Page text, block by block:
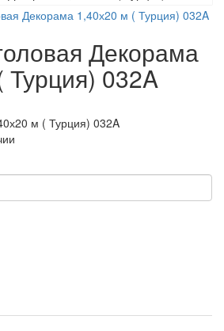
Декорама
Турция) 032A
м ( Турция) 032A